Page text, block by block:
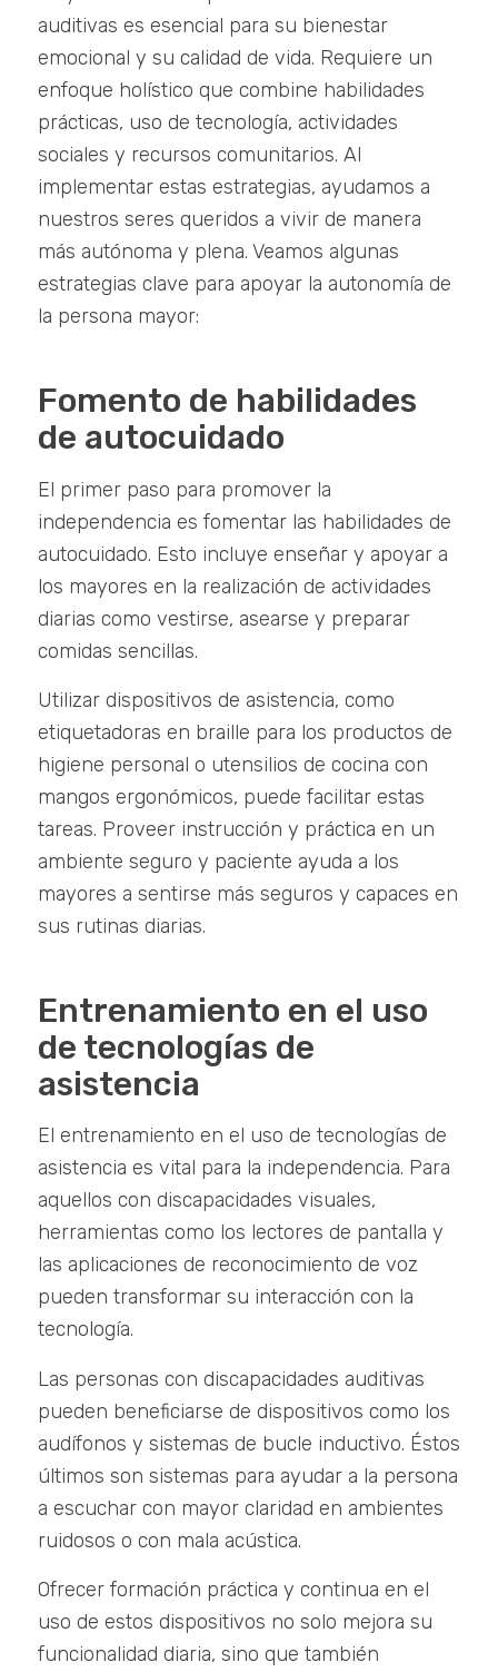
auditivas es esencial para su bienestar
emocional y su calidad de vida. Requiere un
enfoque holístico que combine habilidades
prácticas, uso de tecnología, actividades
sociales y recursos comunitarios. Al
implementar estas estrategias, ayudamos a
nuestros seres queridos a vivir de manera
más autónoma y plena. Veamos algunas
estrategias clave para apoyar la autonomía de
la persona mayor:
Fomento de habilidades
de autocuidado
El primer paso para promover la
independencia es fomentar las habilidades de
autocuidado. Esto incluye enseñar y apoyar a
los mayores en la realización de actividades
diarias como vestirse, asearse y preparar
comidas sencillas.
Utilizar dispositivos de asistencia, como
etiquetadoras en braille para los productos de
higiene personal o utensilios de cocina con
mangos ergonómicos, puede facilitar estas
tareas. Proveer instrucción y práctica en un
ambiente seguro y paciente ayuda a los
mayores a sentirse más seguros y capaces en
sus rutinas diarias.
Entrenamiento en el uso
de tecnologías de
asistencia
El entrenamiento en el uso de tecnologías de
asistencia es vital para la independencia. Para
aquellos con discapacidades visuales,
herramientas como los lectores de pantalla y
las aplicaciones de reconocimiento de voz
pueden transformar su interacción con la
tecnología.
Las personas con discapacidades auditivas
pueden beneficiarse de dispositivos como los
audífonos y sistemas de bucle inductivo. Éstos
últimos son sistemas para ayudar a la persona
a escuchar con mayor claridad en ambientes
ruidosos o con mala acústica.
Ofrecer formación práctica y continua en el
uso de estos dispositivos no solo mejora su
funcionalidad diaria, sino que también